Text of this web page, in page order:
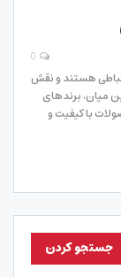
هستند و نقش
میان، برندهای
با کیفیت و